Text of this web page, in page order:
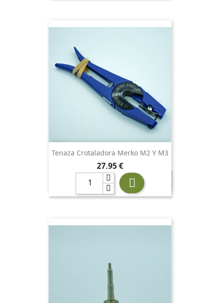
Tenaza Crotaladora Merko M2 Y M3
Precio
27,95 €
